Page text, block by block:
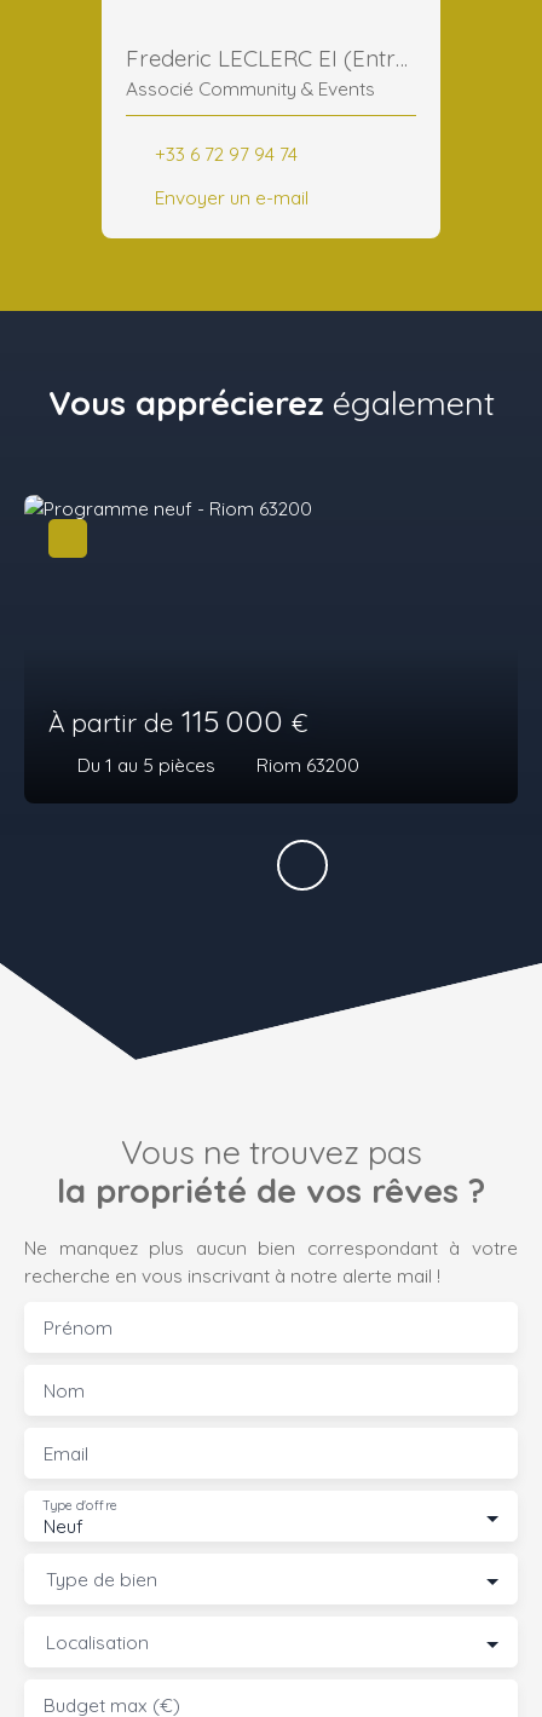
Frederic LECLERC EI (Entreprise Individuelle)
Associé Community & Events
+33 6 72 97 94 74
Envoyer un e-mail
Vous apprécierez également
À partir de 115 000 €
Du 1 au 5 pièces Riom 63200
Vous ne trouvez pas
la propriété de vos rêves ?
Ne manquez plus aucun bien correspondant à votre
recherche en vous inscrivant à notre alerte mail !
Prénom
Nom
Email
Neuf
Type d'offre
Type de bien
Localisation
Budget max (€)